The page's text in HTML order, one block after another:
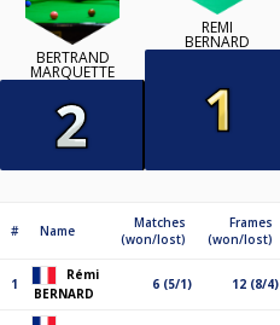
BERTRAND
MARQUETTE
RÉMI
BERNARD
# Name
Matches
(won/lost)
Frames
(won/lost)
1
Rémi
BERNARD
6 (5/1) 12 (8/4)